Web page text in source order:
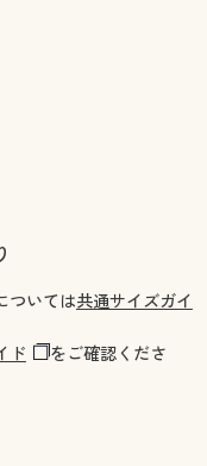
ついては共通サイズガイ
ド
をご確認くださ